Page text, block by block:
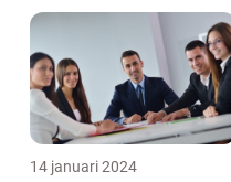
14 januari 2024